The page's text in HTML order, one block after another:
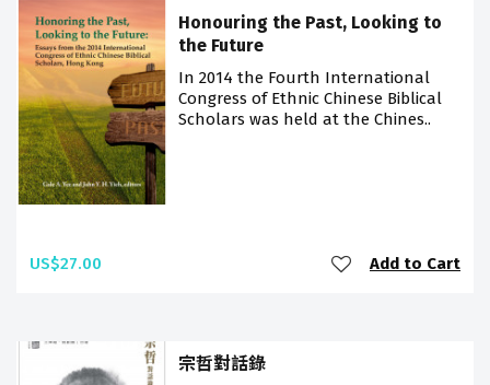
Honouring the Past, Looking to
the Future
In 2014 the Fourth International
Congress of Ethnic Chinese Biblical
Scholars was held at the Chines..
US$27.00 Add to Cart
宗哲對話錄